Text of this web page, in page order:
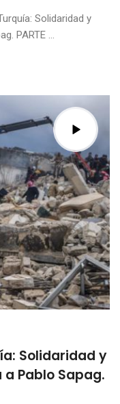
Solidaridad y
PARTE ...
Solidaridad y
Pablo Sapag.